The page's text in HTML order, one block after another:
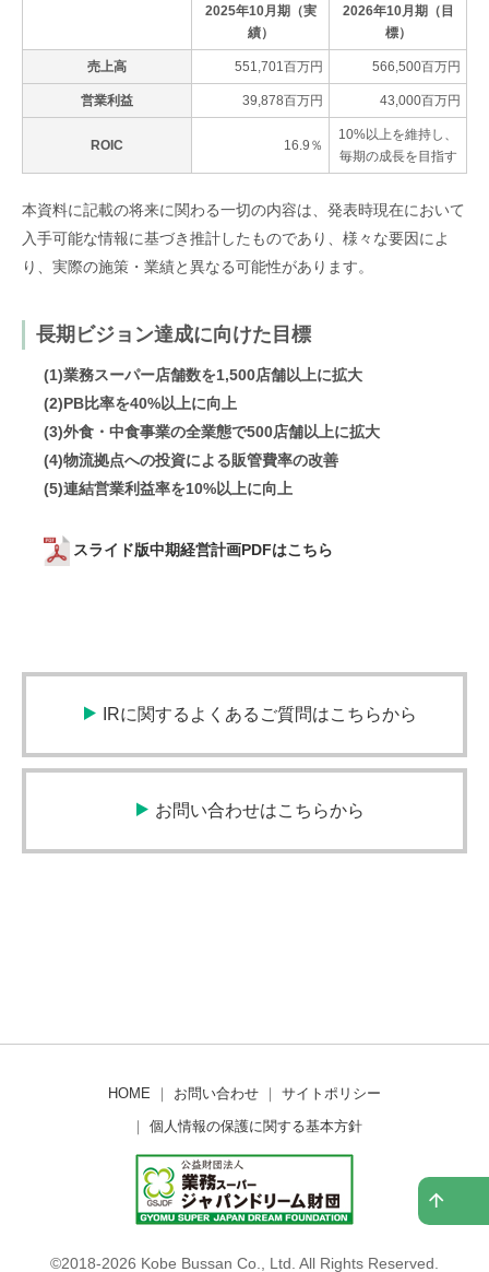
2025年10月期（実
績）
2026年10月期（目
標）
売上高 551,701百万円 566,500百万円
営業利益 39,878百万円 43,000百万円
ROIC 16.9％
10%以上を維持し、
毎期の成長を目指す
本資料に記載の将来に関わる一切の内容は、発表時現在において
入手可能な情報に基づき推計したものであり、様々な要因によ
り、実際の施策・業績と異なる可能性があります。
長期ビジョン達成に向けた目標
(1)業務スーパー店舗数を1,500店舗以上に拡大
(2)PB比率を40%以上に向上
(3)外食・中食事業の全業態で500店舗以上に拡大
(4)物流拠点への投資による販管費率の改善
(5)連結営業利益率を10%以上に向上
スライド版中期経営計画PDFはこちら
IRに関するよくあるご質問はこちらから
お問い合わせはこちらから
HOME ｜ お問い合わせ ｜ サイトポリシー
｜ 個人情報の保護に関する基本方針
©2018-2026 Kobe Bussan Co., Ltd. All Rights Reserved.